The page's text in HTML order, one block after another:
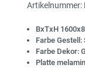
Artikelnummer:
BxTxH
Farbe Gestell:
Farbe Dekor:
Platte